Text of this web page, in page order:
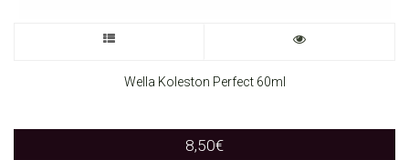
product
multiple
Wella Koleston Perfect 60ml
8,50€